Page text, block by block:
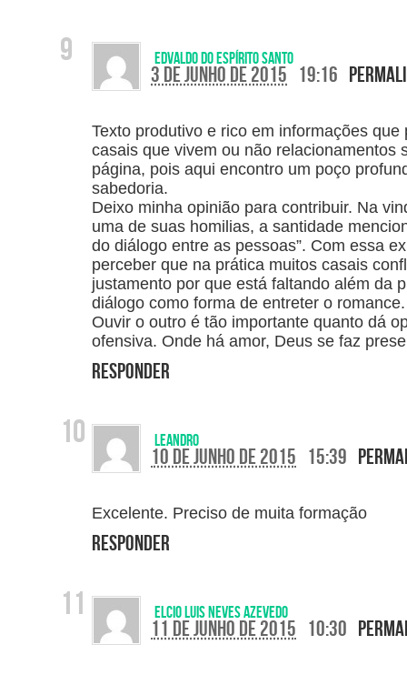
Edvaldo do Espírito Santo
3 de junho de 2015 19:16
Texto produtivo e rico em informações que
casais que vivem ou não relacionamentos
página, pois aqui encontro um poço
sabedoria.
Deixo minha opinião para contribuir. Na
uma de suas homilias, a santidade
do diálogo entre as pessoas”. Com essa
perceber que na prática muitos casais
justamento por que está faltando além da
diálogo como forma de entreter o romance.
Ouvir o outro é tão importante quanto dá
ofensiva. Onde há amor, Deus se faz
Responder
Leandro
10 de junho de 2015 15:39
Excelente. Preciso de muita formação
Responder
Elcio Luis Neves Azevedo
11 de junho de 2015 10:30